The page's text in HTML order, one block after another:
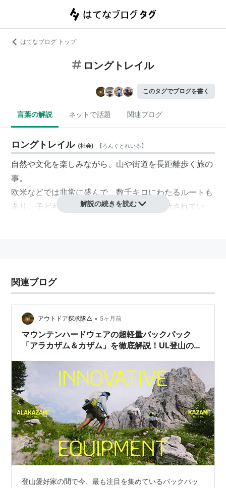
はてなブログ トップ
ロングトレイル
このタグでブログを書く
言葉の解説 ネットで話題 関連ブログ
ロングトレイル (社会) 【ろんぐとれいる】
自然や文化を楽しみながら、山や街道を長距離歩く旅の
事。
欧米などでは非常に盛んで、数千キロにわたるルートも
あり、子どもから高齢者まで幅広い層に支持されてい
のルートが多く、一部分だけを歩いたり複数回に分けて
回るなど、手軽なものが広く親しまれている。
解説の続きを読む
関連ブログ
アウトドア探求隊△ • 5ヶ月前
マウンテンハードウェアの超軽量バックパック
「アラカザム＆カザム」を徹底解説！UL登山の常
登山愛好家の間で今、最も注目を集めているバックパッ